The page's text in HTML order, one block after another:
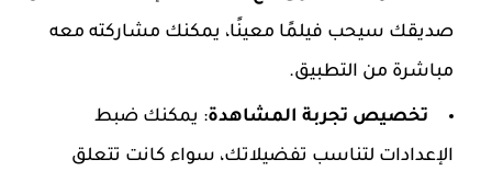
صديقك سيحب فيلمًا معينًا، يمكنك مشاركته معه
مباشرة من التطبيق.
تخصيص تجربة المشاهدة: يمكنك ضبط
الإعدادات لتناسب تفضيلاتك، سواء كانت تتعلق